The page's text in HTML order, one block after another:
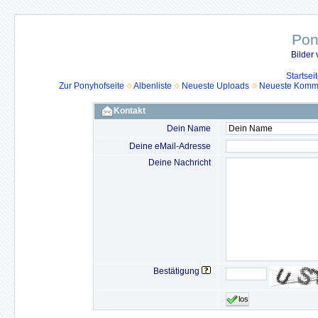
Bilder
Zur Ponyhofseite
Albenliste Neueste Uploads Neueste
Kontakt
Dein Name
Deine eMail-Adresse
Deine Nachricht
Bestätigung
los